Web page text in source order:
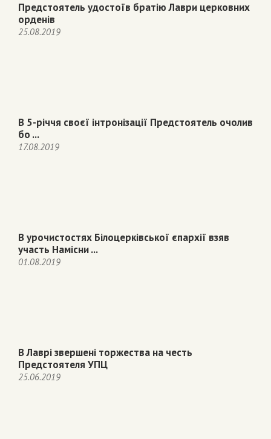
Предстоятель удостоїв братію Лаври церковних
орденів
25.08.2019
В 5-річчя своєї інтронізації Предстоятель очолив
бо ...
17.08.2019
В урочистостях Білоцерківської єпархії взяв
участь Намісни ...
01.08.2019
В Лаврі звершені торжества на честь
Предстоятеля УПЦ
25.06.2019